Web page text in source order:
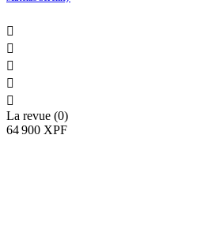





La revue (0)
64 900 XPF